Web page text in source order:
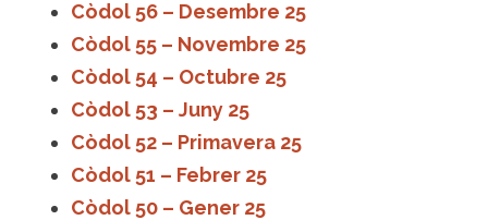
Còdol 56 – Desembre 25
Còdol 55 – Novembre 25
Còdol 54 – Octubre 25
Còdol 53 – Juny 25
Còdol 52 – Primavera 25
Còdol 51 – Febrer 25
Còdol 50 – Gener 25